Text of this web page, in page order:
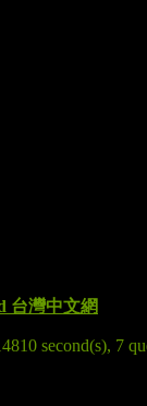
台灣中文網
second(s), 7